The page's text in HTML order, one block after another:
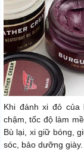
Khi đánh xi đỏ của
chậm, tốc độ làm
Bù lại, xi giữ bóng,
sóc, bảo dưỡng giày.